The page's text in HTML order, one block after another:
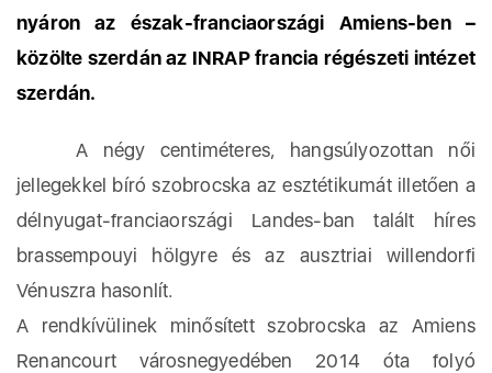
nyáron az észak-franciaországi Amiens-ben –
közölte szerdán az INRAP francia régészeti intézet
szerdán.
A négy centiméteres, hangsúlyozottan női
jellegekkel bíró szobrocska az esztétikumát illetően a
délnyugat-franciaországi Landes-ban talált híres
brassempouyi hölgyre és az ausztriai willendorfi
Vénuszra hasonlít.
A rendkívülinek minősített szobrocska az Amiens
Renancourt városnegyedében 2014 óta folyó